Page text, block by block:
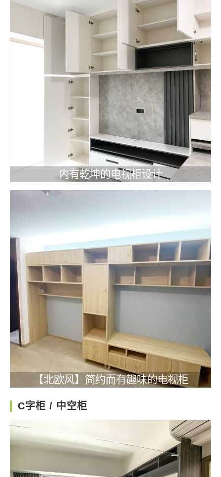
内有乾坤的电视柜设计
【北欧风】简约而有趣味的电视柜
C字柜 / 中空柜